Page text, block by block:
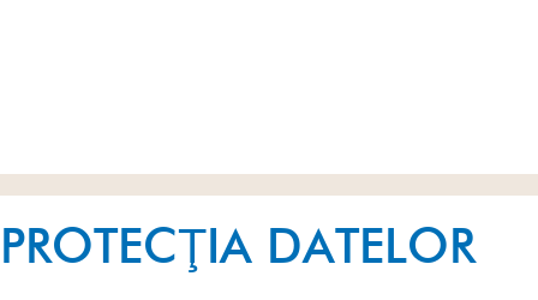
PROTECŢIA DATELOR